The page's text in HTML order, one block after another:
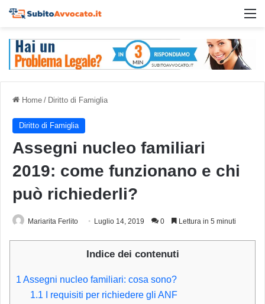
Home / Diritto di Famiglia
Diritto di Famiglia
Assegni nucleo familiari
2019: come funzionano e chi
può richiederli?
Mariarita Ferlito Luglio 14, 2019 0 Lettura in 5 minuti
Indice dei contenuti
1 Assegni nucleo familiari: cosa sono?
1.1 I requisiti per richiedere gli ANF